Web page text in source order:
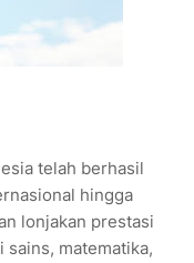
telah berhasil
hingga
lonjakan prestasi
matematika,